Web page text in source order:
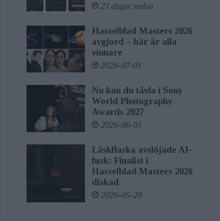
21 dagar sedan
Hasselblad Masters 2026
avgjord – här är alla
vinnare
2026-07-01
Nu kan du tävla i Sony
World Photography
Awards 2027
2026-06-01
Läskflaska avslöjade AI-
fusk: Finalist i
Hasselblad Masters 2026
diskad
2026-05-20